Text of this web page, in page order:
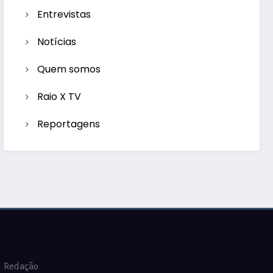
Entrevistas
Notícias
Quem somos
Raio X TV
Reportagens
Redação